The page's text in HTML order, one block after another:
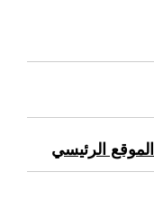
الرئيسي